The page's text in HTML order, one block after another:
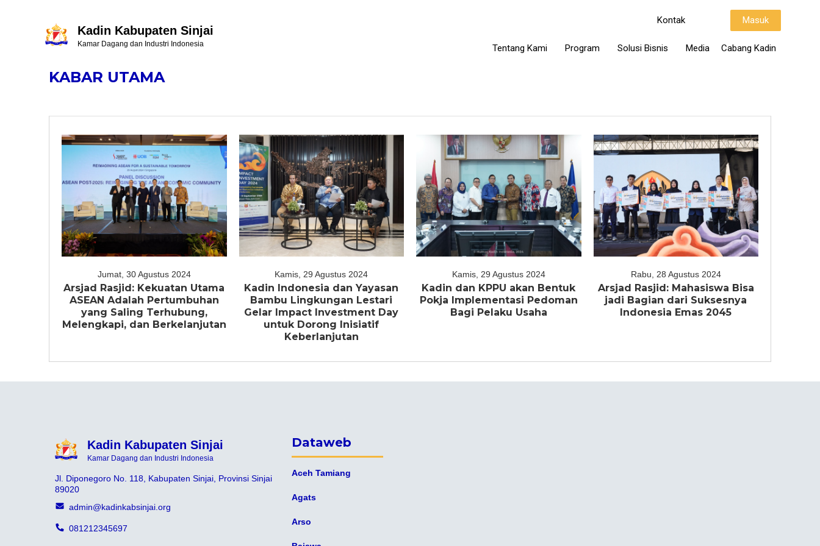
Kadin Kabupaten Sinjai
Kamar Dagang dan Industri Indonesia
Kontak Masuk
Tentang Kami Program Solusi Bisnis Media Cabang Kadin
KABAR UTAMA
Jumat, 30 Agustus 2024
Arsjad Rasjid: Kekuatan Utama
ASEAN Adalah Pertumbuhan
yang Saling Terhubung,
Melengkapi, dan Berkelanjutan
Kamis, 29 Agustus 2024
Kadin Indonesia dan Yayasan
Bambu Lingkungan Lestari
Gelar Impact Investment Day
untuk Dorong Inisiatif
Keberlanjutan
Kamis, 29 Agustus 2024
Kadin dan KPPU akan Bentuk
Pokja Implementasi Pedoman
Bagi Pelaku Usaha
Rabu, 28 Agustus 2024
Arsjad Rasjid: Mahasiswa Bisa
jadi Bagian dari Suksesnya
Indonesia Emas 2045
Kadin Kabupaten Sinjai
Kamar Dagang dan Industri Indonesia
Jl. Diponegoro No. 118, Kabupaten Sinjai, Provinsi Sinjai
89020
admin@kadinkabsinjai.org
081212345697
Dataweb
Aceh Tamiang
Agats
Arso